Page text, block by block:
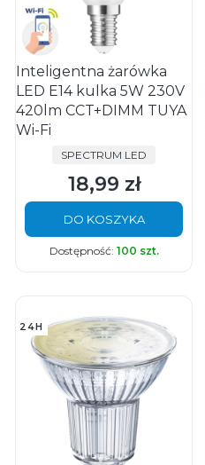
Inteligentna żarówka
LED E14 kulka 5W 230V
420lm CCT+DIMM TUYA
Wi-Fi
PRODUCENT
SPECTRUM LED
Cena
18,99 zł
DO KOSZYKA
Dostępność: 100 szt.
24H